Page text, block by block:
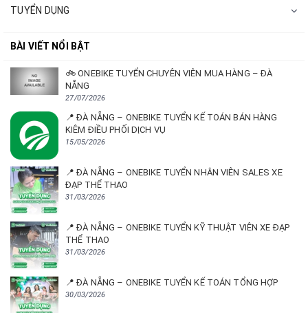
TUYỂN DỤNG
BÀI VIẾT NỔI BẬT
🚲 ONEBIKE TUYỂN CHUYÊN VIÊN MUA HÀNG – ĐÀ
NẴNG
27/07/2026
📍 ĐÀ NẴNG – ONEBIKE TUYỂN KẾ TOÁN BÁN HÀNG
KIÊM ĐIỀU PHỐI DỊCH VỤ
15/05/2026
📍 ĐÀ NẴNG – ONEBIKE TUYỂN NHÂN VIÊN SALES XE
ĐẠP THỂ THAO
31/03/2026
📍 ĐÀ NẴNG – ONEBIKE TUYỂN KỸ THUẬT VIÊN XE ĐẠP
THỂ THAO
31/03/2026
📍 ĐÀ NẴNG – ONEBIKE TUYỂN KẾ TOÁN TỔNG HỢP
30/03/2026